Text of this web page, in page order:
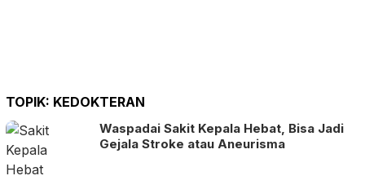
TOPIK: KEDOKTERAN
Waspadai Sakit Kepala Hebat, Bisa Jadi
Gejala Stroke atau Aneurisma